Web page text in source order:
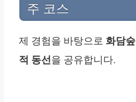
주 코스
제 경험을 바탕으로 화담숲
적 동선을 공유합니다.